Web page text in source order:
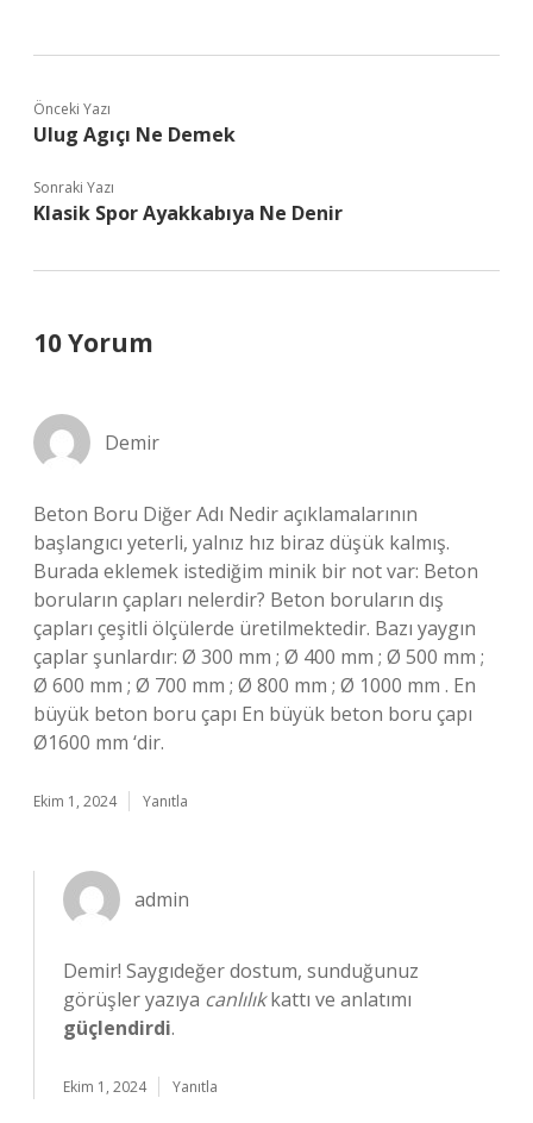
Önceki Yazı
Ulug Agıçı Ne Demek
Sonraki Yazı
Klasik Spor Ayakkabıya Ne Denir
10 Yorum
Demir
Beton Boru Diğer Adı Nedir açıklamalarının
başlangıcı yeterli, yalnız hız biraz düşük kalmış.
Burada eklemek istediğim minik bir not var: Beton
boruların çapları nelerdir? Beton boruların dış
çapları çeşitli ölçülerde üretilmektedir. Bazı yaygın
çaplar şunlardır: Ø 300 mm ; Ø 400 mm ; Ø 500 mm ;
Ø 600 mm ; Ø 700 mm ; Ø 800 mm ; Ø 1000 mm . En
büyük beton boru çapı En büyük beton boru çapı
Ø1600 mm ‘dir.
Ekim 1, 2024 Yanıtla
admin
Demir! Saygıdeğer dostum, sunduğunuz
görüşler yazıya canlılıkkattı ve anlatımı
güçlendirdi.
Ekim 1, 2024 Yanıtla